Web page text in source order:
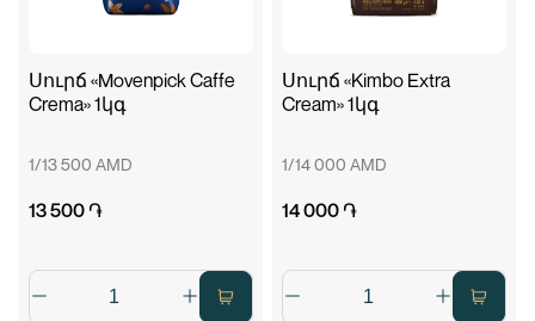
Սուրճ «Movenpick Caffe
Crema» 1կգ
1/13 500 AMD
13 500 ֏
Սուրճ «Kimbo Extra
Cream» 1կգ
1/14 000 AMD
14 000 ֏